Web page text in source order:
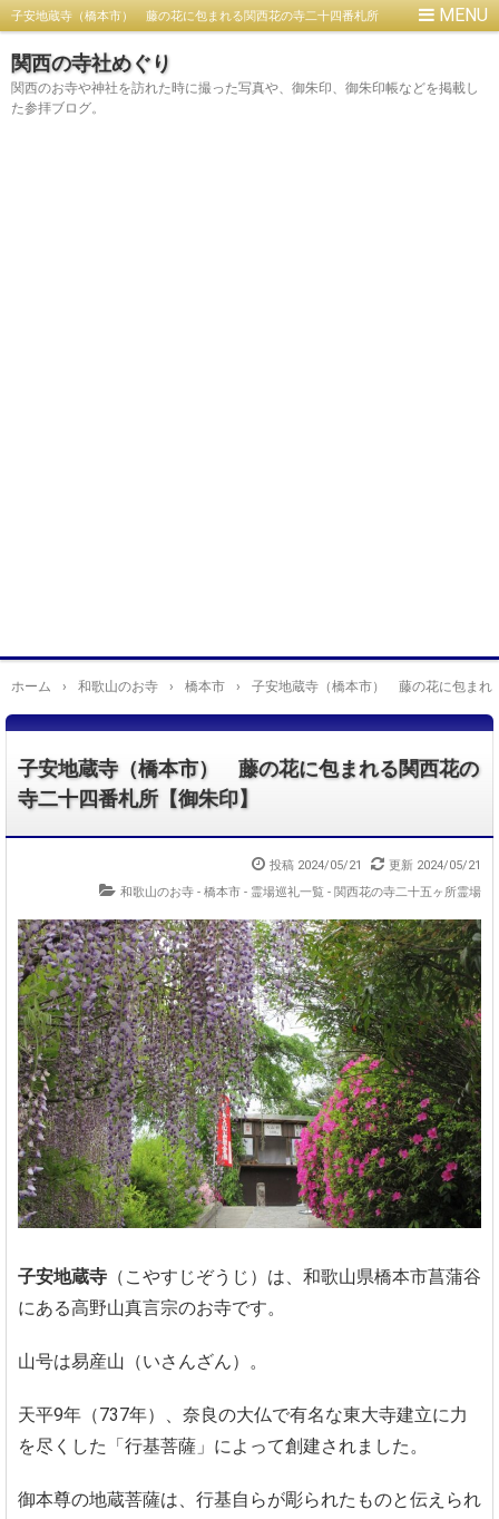
子安地蔵寺（橋本市） 藤の花に包まれる関西花の寺二十四番札所
関西の寺社めぐり
関西のお寺や神社を訪れた時に撮った写真や、御朱印、御朱印帳などを掲載し
た参拝ブログ。
ホーム › 和歌山のお寺 › 橋本市 › 子安地蔵寺（橋本市） 藤の花に包まれ
子安地蔵寺（橋本市） 藤の花に包まれる関西花の
寺二十四番札所【御朱印】
投稿 2024/05/21 更新 2024/05/21
和歌山のお寺 - 橋本市 - 霊場巡礼一覧 - 関西花の寺二十五ヶ所霊場
子安地蔵寺 （こやすじぞうじ）は、和歌山県橋本市菖蒲谷
にある高野山真言宗のお寺です。
山号は易産山（いさんざん）。
天平9年（737年）、奈良の大仏で有名な東大寺建立に力
を尽くした「行基菩薩」によって創建されました。
御本尊の地蔵菩薩は、行基自らが彫られたものと伝えられ